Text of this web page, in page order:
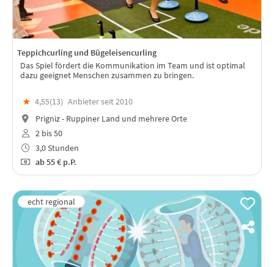
Teppichcurling und Bügeleisencurling
Das Spiel fördert die Kommunikation im Team und ist optimal
dazu geeignet Menschen zusammen zu bringen.
★ 4,55(13) Anbieter seit 2010
Prigniz - Ruppiner Land und mehrere Orte
2 bis 50
3,0 Stunden
ab55 € p.P.